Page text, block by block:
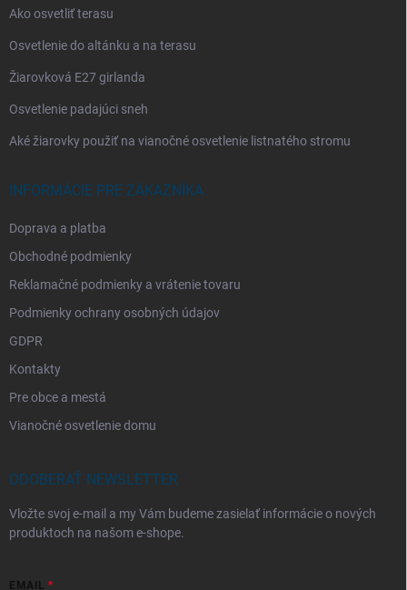
Ako osvetliť terasu
Osvetlenie do altánku a na terasu
Žiarovková E27 girlanda
Osvetlenie padajúci sneh
Aké žiarovky použiť na vianočné osvetlenie listnatého stromu
INFORMÁCIE PRE ZÁKAZNÍKA
Doprava a platba
Obchodné podmienky
Reklamačné podmienky a vrátenie tovaru
Podmienky ochrany osobných údajov
GDPR
Kontakty
Pre obce a mestá
Vianočné osvetlenie domu
ODOBERAŤ NEWSLETTER
Vložte svoj e-mail a my Vám budeme zasielať informácie o nových
produktoch na našom e-shope.
EMAIL